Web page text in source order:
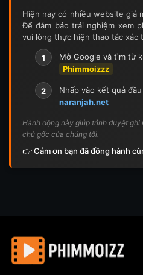
Hiện nay có nhiều website giả
Để đảm bảo trải nghiệm xem
vui lòng thực hiện thao tác xác
1 Mở Google và tìm từ
Phimmoizzz
2
Nhấp vào kết quả
naranjah.net
Hành động này giúp trình duyệt
chủ gốc của chúng tôi.
👉 Cảm ơn bạn đã đồng hành